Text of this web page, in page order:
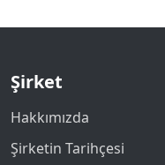
Şirket
Hakkımızda
Şirketin Tarihçesi